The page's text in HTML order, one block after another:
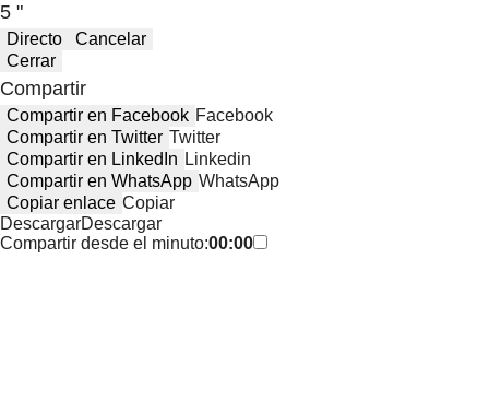
5 "
Directo
Cancelar
Cerrar
Compartir
Compartir en Facebook Facebook
Compartir en Twitter Twitter
Compartir en LinkedIn Linkedin
Compartir en WhatsApp WhatsApp
Copiar enlace Copiar
DescargarDescargar
Compartir desde el minuto:00:00